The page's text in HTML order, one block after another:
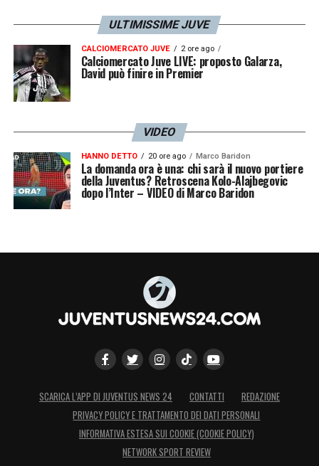
ULTIMISSIME JUVE
CALCIOMERCATO JUVE 2 ore ago
Calciomercato Juve LIVE: proposto Galarza,
David può finire in Premier
VIDEO
HANNO DETTO 20 ore ago Marco Baridon
La domanda ora è una: chi sarà il nuovo portiere
della Juventus? Retroscena Kolo-Alajbegovic
dopo l’Inter – VIDEO di Marco Baridon
SCARICA L’APP DI JUVENTUS NEWS 24 CONTATTI
REDAZIONE
PRIVACY POLICY E TRATTAMENTO DEI DATI PERSONALI
INFORMATIVA ESTESA SUI COOKIE (COOKIE POLICY)
NETWORK SPORT REVIEW